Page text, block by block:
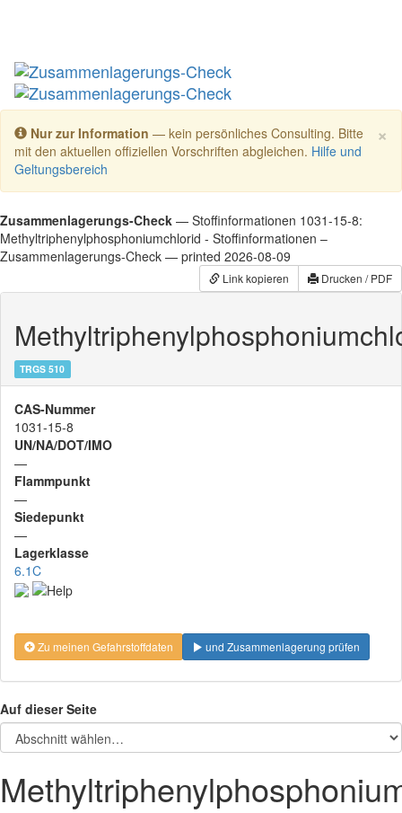
×
Nur zur Information — kein persönliches Consulting. Bitte
mit den aktuellen offiziellen Vorschriften abgleichen. Hilfe und
Geltungsbereich
Zusammenlagerungs-Check — Stoffinformationen 1031-15-8:
Methyltriphenylphosphoniumchlorid - Stoffinformationen –
Zusammenlagerungs-Check — printed 2026-08-09
Link kopieren Drucken / PDF
TRGS 510
CAS-Nummer
1031-15-8
UN/NA/DOT/IMO
—
Flammpunkt
—
Siedepunkt
—
Lagerklasse
6.1C
Zu meinen Gefahrstoffdaten und Zusammenlagerung prüfen
Auf dieser Seite